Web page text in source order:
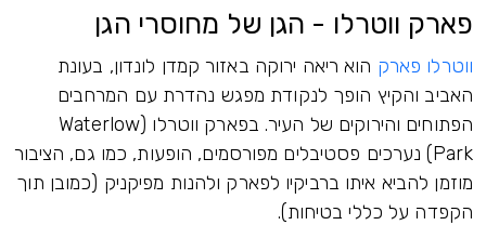
פארק ווטרלו - הגן של מחוסרי הגן
ווטרלו פארק הוא ריאה ירוקה באזור קמדן לונדון, בעונת
האביב והקיץ הופך לנקודת מפגש נהדרת עם המרחבים
הפתוחים והירוקים של העיר. בפארק ווטרלו (Waterlow
Park) נערכים פסטיבלים מפורסמים, הופעות, כמו גם, הציבור
מוזמן להביא איתו ברביקיו לפארק ולהנות מפיקניק (כמובן תוך
הקפדה על כללי בטיחות).